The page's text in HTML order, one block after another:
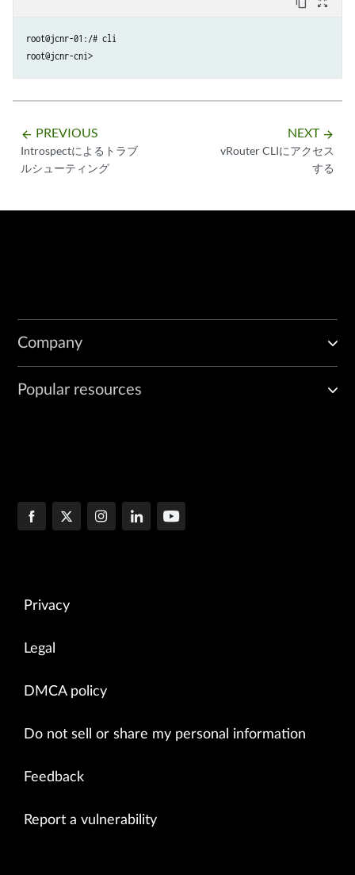
root@jcnr-01:/# cli
root@jcnr-cni>
arrow_backward PREVIOUS
Introspectによるトラブ
ルシューティング
NEXT arrow_forward
vRouter CLIにアクセス
する
Company
Popular resources
Privacy
Legal
DMCA policy
Do not sell or share my personal information
Feedback
Report a vulnerability